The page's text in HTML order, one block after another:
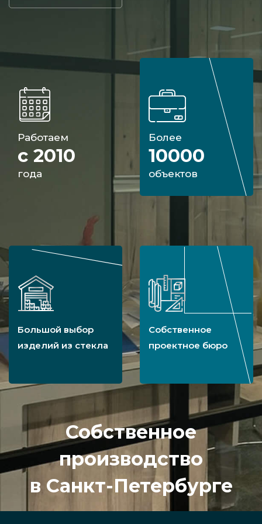
которые сделают приобретение и монтаж
выгодными для вас. Вы сможете купить то,
что вам нужно, сделав заказ на ваших
Работаем
с 2010
года
Более
10000
объектов
Большой выбор
изделий из стекла
Собственное
проектное бюро
Собственное
производство
в Санкт-Петербурге